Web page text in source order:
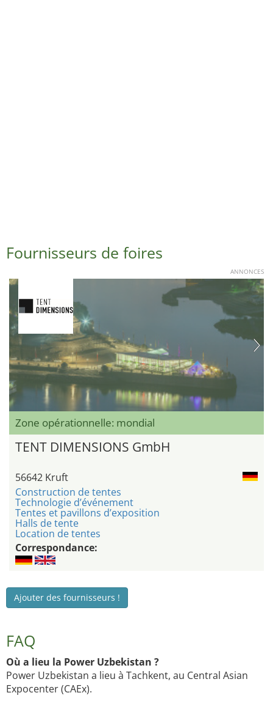
Fournisseurs de foires
ANNONCES
Zone opérationnelle: mondial
TENT DIMENSIONS GmbH
56642 Kruft
Construction de tentes
Technologie d’événement
Tentes et pavillons d’exposition
Halls de tente
Location de tentes
Correspondance:
Ajouter des fournisseurs !
FAQ
Où a lieu la Power Uzbekistan ?
Power Uzbekistan a lieu à Tachkent, au Central Asian
Expocenter (CAEx).